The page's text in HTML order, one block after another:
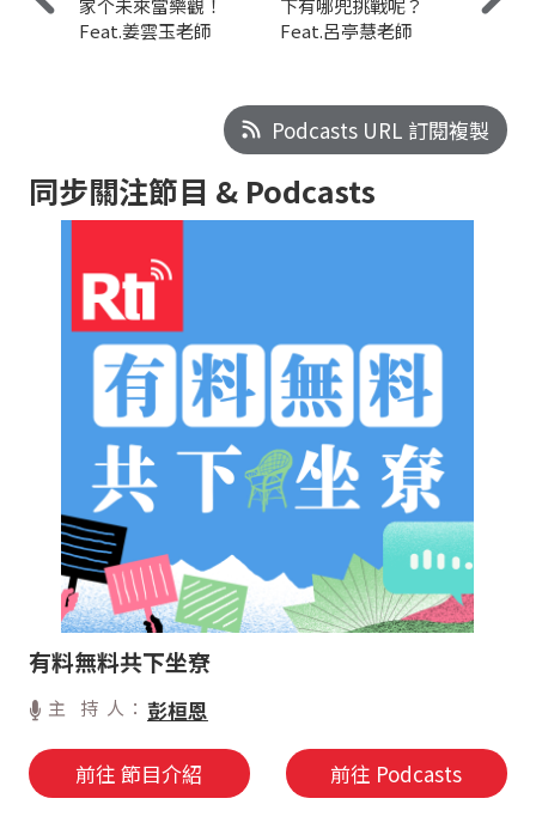
Feat.姜雲玉老師
Feat.呂亭慧老師
Podcasts URL 訂閱複製
同步關注節目 & Podcasts
有料無料共下坐尞
主 持 人： 彭桓恩
前往 節目介紹 前往 Podcasts